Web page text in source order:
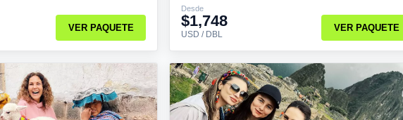
VER PAQUETE
Desde
$1,748
USD / DBL
VER PAQUETE